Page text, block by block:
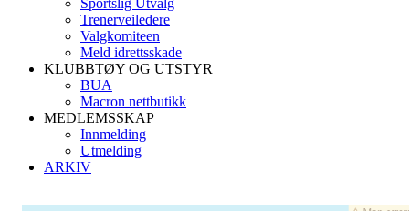
Sportslig Utvalg
Trenerveiledere
Valgkomiteen
Meld idrettsskade
KLUBBTØY OG UTSTYR
BUA
Macron nettbutikk
MEDLEMSSKAP
Innmelding
Utmelding
ARKIV